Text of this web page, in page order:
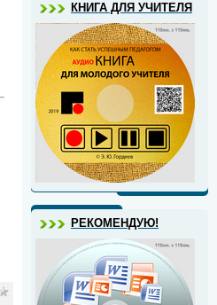
КНИГА ДЛЯ УЧИТЕЛЯ
РЕКОМЕНДУЮ!